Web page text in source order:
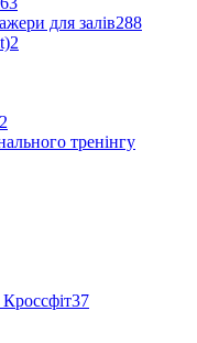
для залів288
2
тренінгу
37